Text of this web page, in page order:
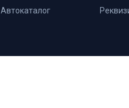
Автокаталог